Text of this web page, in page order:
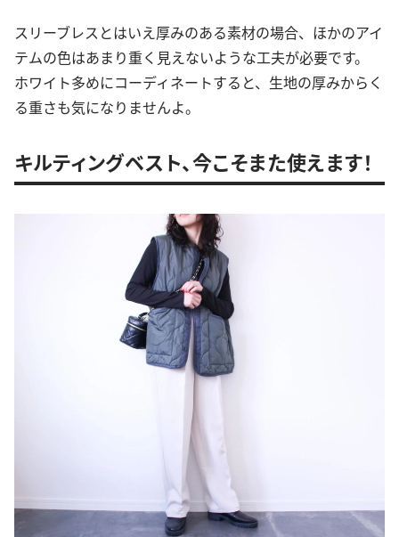
スリーブレスとはいえ厚みのある素材の場合、ほかのアイ
テムの色はあまり重く見えないような工夫が必要です。
ホワイト多めにコーディネートすると、生地の厚みからく
る重さも気になりませんよ。
キルティングベスト、今こそまた使えます！